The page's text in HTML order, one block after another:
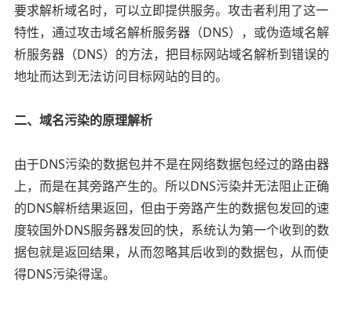
要求解析域名时，可以立即提供服务。攻击者利用了这一
特性，通过攻击域名解析服务器（DNS），或伪造域名解
析服务器（DNS）的方法，把目标网站域名解析到错误的
地址而达到无法访问目标网站的目的。
二、域名污染的原理解析
由于DNS污染的数据包并不是在网络数据包经过的路由器
上，而是在其旁路产生的。所以DNS污染并无法阻止正确
的DNS解析结果返回，但由于旁路产生的数据包发回的速
度较国外DNS服务器发回的快，系统认为第一个收到的数
据包就是返回结果，从而忽略其后收到的数据包，从而使
得DNS污染得逞。